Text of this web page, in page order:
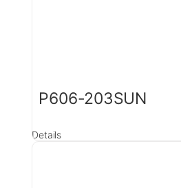
P606-203SUN
Details